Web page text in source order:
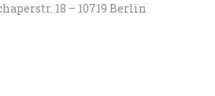
18 – 10719 Berlin